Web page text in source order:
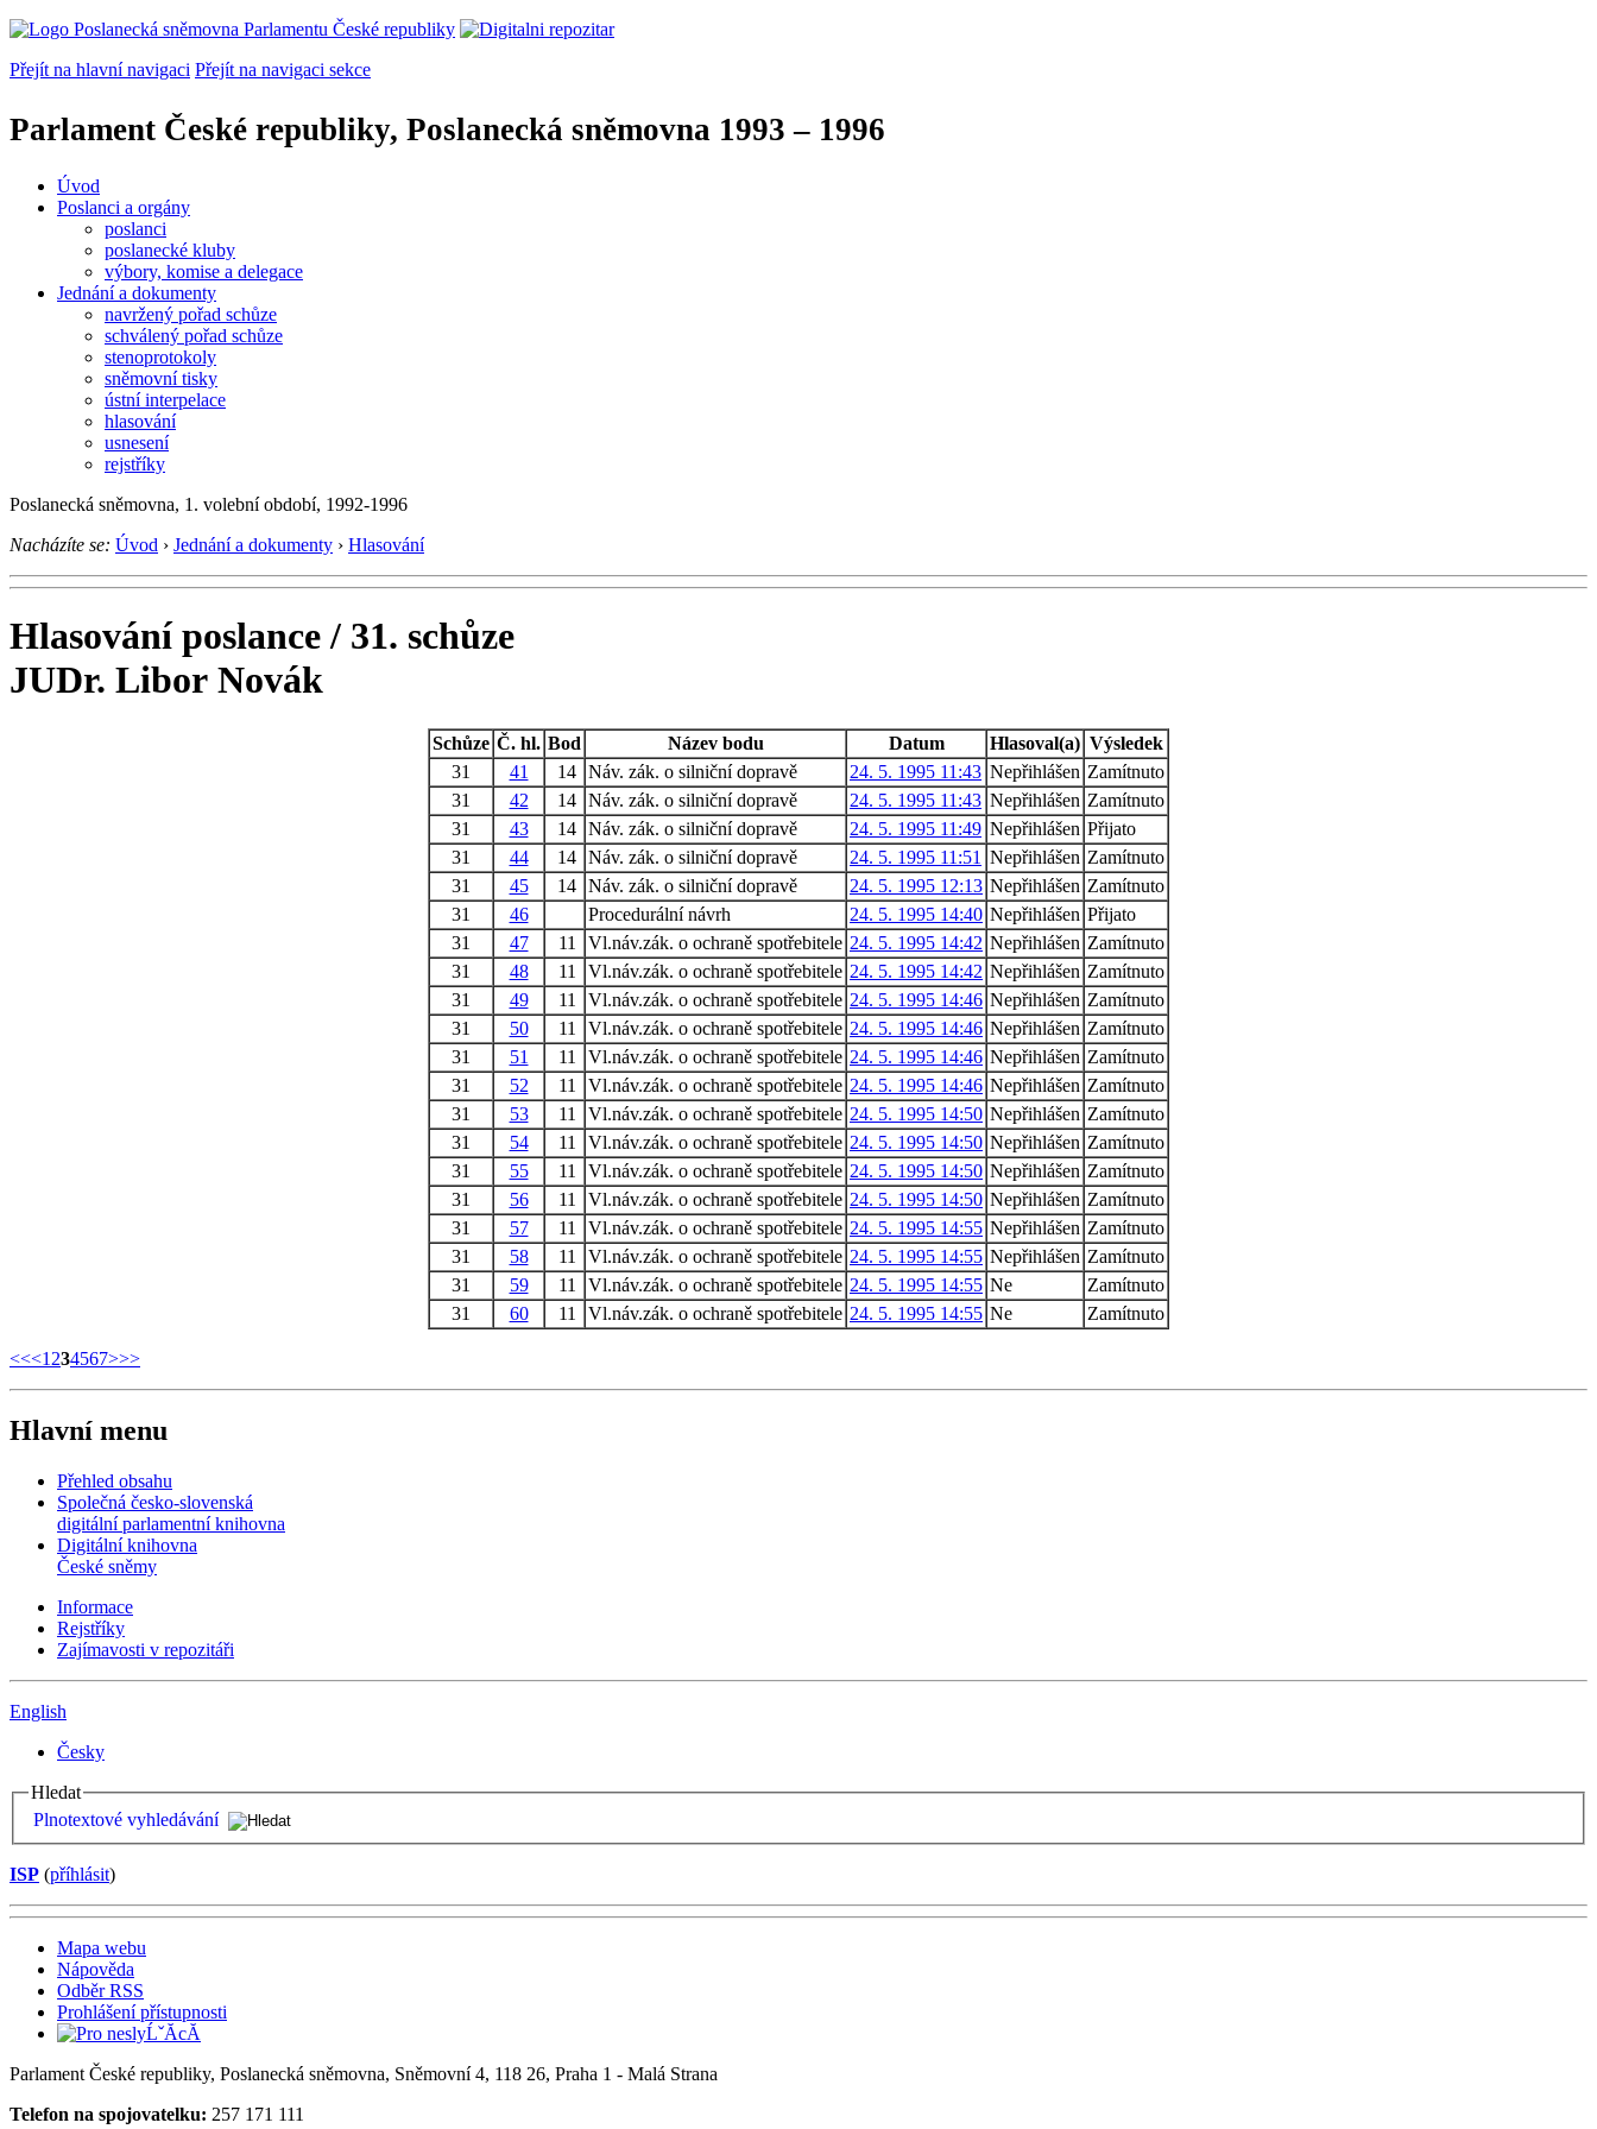
Přejít na hlavní navigaci Přejít na navigaci sekce
Parlament České republiky, Poslanecká sněmovna 1993 – 1996
Úvod
Poslanci a orgány
poslanci
poslanecké kluby
výbory, komise a delegace
Jednání a dokumenty
navržený pořad schůze
schválený pořad schůze
stenoprotokoly
sněmovní tisky
ústní interpelace
hlasování
usnesení
rejstříky
Poslanecká sněmovna, 1. volební období, 1992-1996
Nacházíte se: Úvod › Jednání a dokumenty › Hlasování
Hlasování poslance / 31. schůze
JUDr. Libor Novák
Schůze Č. hl. Bod Název bodu Datum Hlasoval(a) Výsledek
31
41 14 Náv. zák. o silniční dopravě 24. 5. 1995 11:43 Nepřihlášen Zamítnuto
31
42 14 Náv. zák. o silniční dopravě 24. 5. 1995 11:43 Nepřihlášen Zamítnuto
31
43 14 Náv. zák. o silniční dopravě 24. 5. 1995 11:49 Nepřihlášen Přijato
31
44 14 Náv. zák. o silniční dopravě 24. 5. 1995 11:51 Nepřihlášen Zamítnuto
31
45 14 Náv. zák. o silniční dopravě 24. 5. 1995 12:13 Nepřihlášen Zamítnuto
31
46 Procedurální návrh 24. 5. 1995 14:40 Nepřihlášen Přijato
31
47 11 Vl.náv.zák. o ochraně spotřebitele 24. 5. 1995 14:42 Nepřihlášen Zamítnuto
31
48 11 Vl.náv.zák. o ochraně spotřebitele 24. 5. 1995 14:42 Nepřihlášen Zamítnuto
31
49 11 Vl.náv.zák. o ochraně spotřebitele 24. 5. 1995 14:46 Nepřihlášen Zamítnuto
31
50 11 Vl.náv.zák. o ochraně spotřebitele 24. 5. 1995 14:46 Nepřihlášen Zamítnuto
31
51 11 Vl.náv.zák. o ochraně spotřebitele 24. 5. 1995 14:46 Nepřihlášen Zamítnuto
31
52 11 Vl.náv.zák. o ochraně spotřebitele 24. 5. 1995 14:46 Nepřihlášen Zamítnuto
31
53 11 Vl.náv.zák. o ochraně spotřebitele 24. 5. 1995 14:50 Nepřihlášen Zamítnuto
31
54 11 Vl.náv.zák. o ochraně spotřebitele 24. 5. 1995 14:50 Nepřihlášen Zamítnuto
31
55 11 Vl.náv.zák. o ochraně spotřebitele 24. 5. 1995 14:50 Nepřihlášen Zamítnuto
31
56 11 Vl.náv.zák. o ochraně spotřebitele 24. 5. 1995 14:50 Nepřihlášen Zamítnuto
31
57 11 Vl.náv.zák. o ochraně spotřebitele 24. 5. 1995 14:55 Nepřihlášen Zamítnuto
31
58 11 Vl.náv.zák. o ochraně spotřebitele 24. 5. 1995 14:55 Nepřihlášen Zamítnuto
31
59 11 Vl.náv.zák. o ochraně spotřebitele 24. 5. 1995 14:55 Ne
Zamítnuto
31
60 11 Vl.náv.zák. o ochraně spotřebitele 24. 5. 1995 14:55 Ne Zamítnuto
<<<1 234567>>>
Hlavní menu
Přehled obsahu
Společná česko-slovenská
digitální parlamentní knihovna
Digitální knihovna
České sněmy
Informace
Rejstříky
Zajímavosti v repozitáři
English
Česky
Hledat
Plnotextové vyhledávání
ISP (příhlásit)
Mapa webu
Nápověda
Odběr RSS
Prohlášení přístupnosti
Parlament České republiky, Poslanecká sněmovna, Sněmovní 4, 118 26, Praha 1 - Malá Strana
Telefon na spojovatelku: 257 171 111